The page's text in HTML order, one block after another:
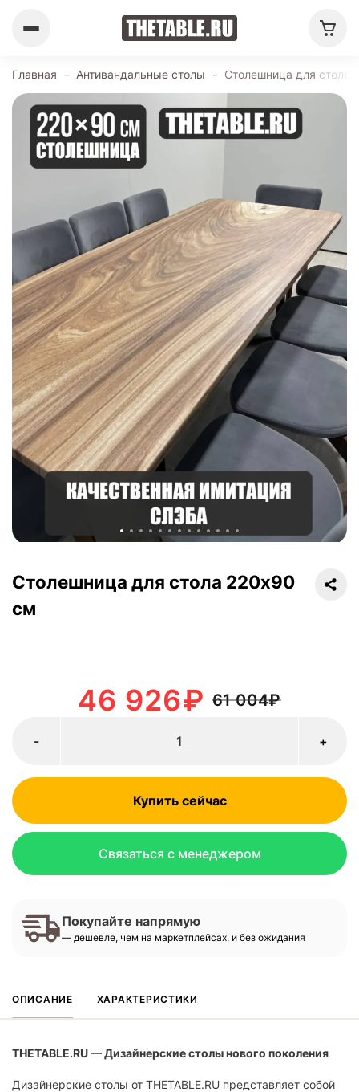
Главная - Антивандальные столы - Столешница для стола
Столешница для стола 220х90
см
61 004₽
46 926₽
+
-
Купить сейчас
Связаться с менеджером
Покупайте напрямую
— дешевле, чем на маркетплейсах, и без ожидания
ОПИСАНИЕ ХАРАКТЕРИСТИКИ
THETABLE.RU — Дизайнерские столы нового поколения
Дизайнерские столы от THETABLE.RU представляет собой